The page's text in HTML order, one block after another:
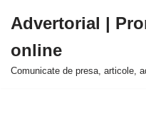
la
conținut
Advertorial |
online
Comunicate de presa, articole,